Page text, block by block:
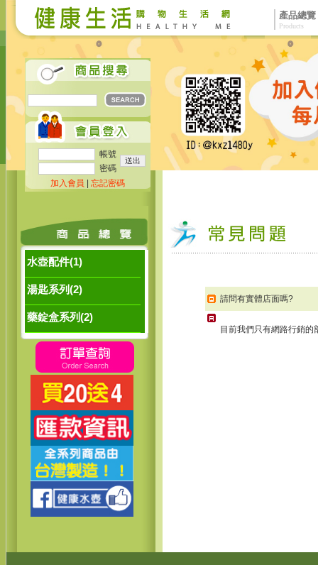
產品總覽
Products
帳號
密碼
加入會員
忘記密碼
水壺配件(1)
湯匙系列(2)
藥錠盒系列(2)
請問有實體店面嗎?
目前我們只有網路行銷